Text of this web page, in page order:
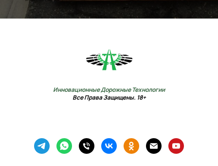
Инновационные Дорожные Технологии
Все Права Защищены. 18+